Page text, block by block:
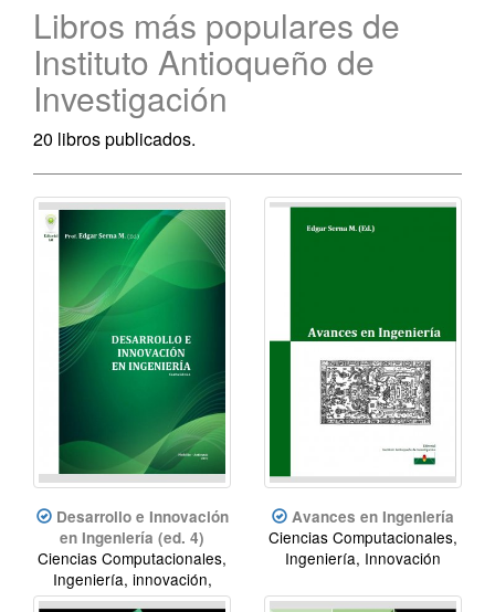
Libros más populares de
Instituto Antioqueño de
Investigación
20 libros publicados.
Desarrollo e Innovación
en Ingeniería (ed. 4)
Ciencias Computacionales,
Ingeniería, innovación,
desarrollo.
Avances en Ingeniería
Ciencias Computacionales,
Ingeniería, Innovación